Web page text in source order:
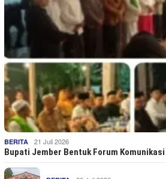
BERITA 21 Juli 2026
Bupati Jember Bentuk Forum Komunikasi